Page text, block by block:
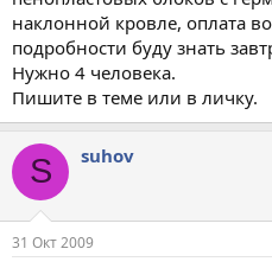
наклонной кровле, оплата
подробности буду знать
Нужно 4 человека.
Пишите в теме или в личку.
S suhov
31 Окт 2009